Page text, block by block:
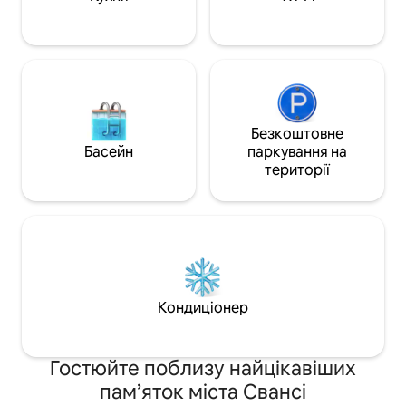
з книгою та келихом вина Lisdillon
Марія, ~1 година до Фрейсінета.
Басейн
Безкоштовне
паркування на
території
Кондиціонер
Гостюйте поблизу найцікавіших
пам’яток міста Свансі